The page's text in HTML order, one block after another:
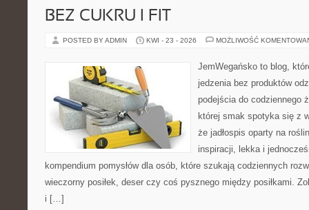
BEZ CUKRU I FIT
POSTED BY ADMIN KWI - 23 - 2026 MOŻLIWOŚĆ
JemWegańsko to blog,
jedzenia bez produktów
podejścia do codziennego
której smak spotyka się z
że jadłospis oparty na
inspiracji, lekka i
kompendium pomysłów dla osób, które szukają codziennych
wieczorny posiłek, deser czy coś pysznego między posiłkami.
i […]